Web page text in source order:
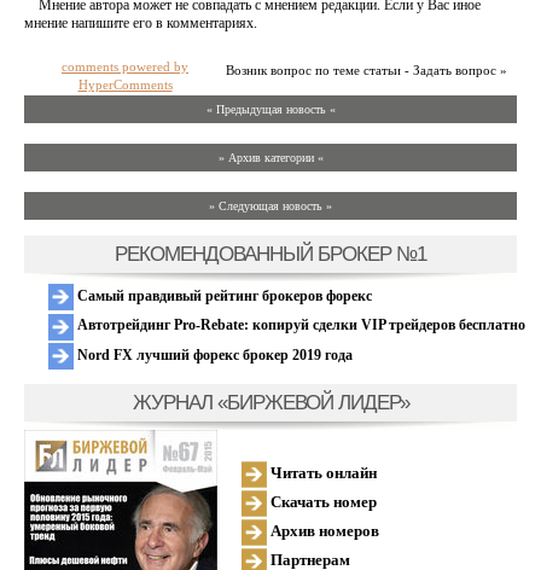
Мнение автора может не совпадать с мнением редакции. Если у Вас иное
мнение напишите его в комментариях.
Возник вопрос по теме статьи - Задать вопрос »
comments powered by
HyperComments
« Предыдущая новость «
» Архив категории «
» Следующая новость »
РЕКОМЕНДОВАННЫЙ БРОКЕР №1
Самый правдивый рейтинг брокеров форекс
Автотрейдинг Pro-Rebate: копируй сделки VIP трейдеров бесплатно
Nord FX лучший форекс брокер 2019 года
ЖУРНАЛ «БИРЖЕВОЙ ЛИДЕР»
Читать онлайн
Скачать номер
Архив номеров
Партнерам